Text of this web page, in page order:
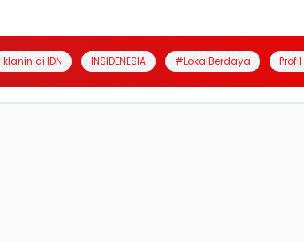
Iklanin di IDN INSIDENESIA #LokalBerdaya